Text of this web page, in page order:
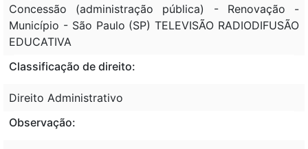
Concessão (administração pública) - Renovação -
Município - São Paulo (SP) TELEVISÃO RADIODIFUSÃO
EDUCATIVA
Classificação de direito:
Direito Administrativo
Observação: